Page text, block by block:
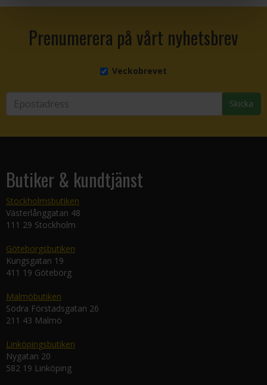
Prenumerera på vårt nyhetsbrev
Veckobrevet
Skicka
Butiker & kundtjänst
Stockholmsbutiken
Västerlånggatan 48
111 29 Stockholm
Göteborgsbutiken
Kungsgatan 19
411 19 Göteborg
Malmöbutiken
Södra Förstadsgatan 26
211 43 Malmö
Linköpingsbutiken
Nygatan 20
582 19 Linköping